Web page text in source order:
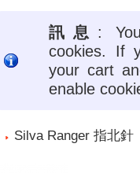
訊息 :
cookies. If
your cart
enable
Silva Ranger 指北針